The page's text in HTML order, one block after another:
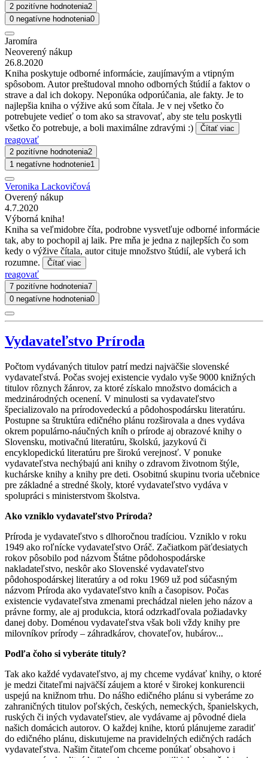
2 pozitívne hodnotenia2
0 negatívne hodnotenia0
Jaromíra
Neoverený nákup
26.8.2020
Kniha poskytuje odborné informácie, zaujímavým a vtipným
spôsobom. Autor preštudoval mnoho odborných štúdií a faktov o
strave a dal ich dokopy. Neponúka odporúčania, ale fakty. Je to
najlepšia kniha o výžive akú som čítala. Je v nej všetko čo
potrebujete vedieť o tom ako sa stravovať, aby ste telu poskytli
všetko čo potrebuje, a boli maximálne zdravými :)
Čítať viac
reagovať
2 pozitívne hodnotenia2
1 negatívne hodnotenie1
Veronika Lackovičová
Overený nákup
4.7.2020
Výborná kniha!
Kniha sa veľmidobre číta, podrobne vysvetľuje odborné informácie
tak, aby to pochopil aj laik. Pre mňa je jedna z najlepších čo som
kedy o výžive čítala, autor cituje množstvo štúdií, ale vyberá ich
rozumne.
Čítať viac
reagovať
7 pozitívne hodnotenia7
0 negatívne hodnotenia0
Vydavateľstvo Príroda
Počtom vydávaných titulov patrí medzi najväčšie slovenské
vydavateľstvá. Počas svojej existencie vydalo vyše 9000 knižných
titulov rôznych žánrov, za ktoré získalo množstvo domácich a
medzinárodných ocenení. V minulosti sa vydavateľstvo
špecializovalo na prírodovedeckú a pôdohospodársku literatúru.
Postupne sa štruktúra edičného plánu rozširovala a dnes vydáva
okrem populárno-náučných kníh o prírode aj obrazové knihy o
Slovensku, motivačnú literatúru, školskú, jazykovú či
encyklopedickú literatúru pre širokú verejnosť. V ponuke
vydavateľstva nechýbajú ani knihy o zdravom životnom štýle,
kuchárske knihy a knihy pre deti. Osobitnú skupinu tvoria učebnice
pre základné a stredné školy, ktoré vydavateľstvo vydáva v
spolupráci s ministerstvom školstva.
Ako vzniklo vydavateľstvo Príroda?
Príroda je vydavateľstvo s dlhoročnou tradíciou. Vzniklo v roku
1949 ako roľnícke vydavateľstvo Oráč. Začiatkom päťdesiatych
rokov pôsobilo pod názvom Štátne pôdohospodárske
nakladateľstvo, neskôr ako Slovenské vydavateľstvo
pôdohospodárskej literatúry a od roku 1969 už pod súčasným
názvom Príroda ako vydavateľstvo kníh a časopisov. Počas
existencie vydavateľstva zmenami prechádzal nielen jeho názov a
právne formy, ale aj produkcia, ktorá odzrkadľovala požiadavky
danej doby. Doménou vydavateľstva však boli vždy knihy pre
milovníkov prírody – záhradkárov, chovateľov, hubárov...
Podľa čoho si vyberáte tituly?
Tak ako každé vydavateľstvo, aj my chceme vydávať knihy, o ktoré
je medzi čitateľmi najväčší záujem a ktoré v širokej konkurencii
uspejú na knižnom trhu. Do nášho edičného plánu si vyberáme zo
zahraničných titulov poľských, českých, nemeckých, španielskych,
ruských či iných vydavateľstiev, ale vydávame aj pôvodné diela
našich domácich autorov. O každej knihe, ktorú plánujeme zaradiť
do edičného plánu, diskutujeme na pravidelných edičných radách
vydavateľstva. Našim čitateľom chceme ponúkať obsahovo i